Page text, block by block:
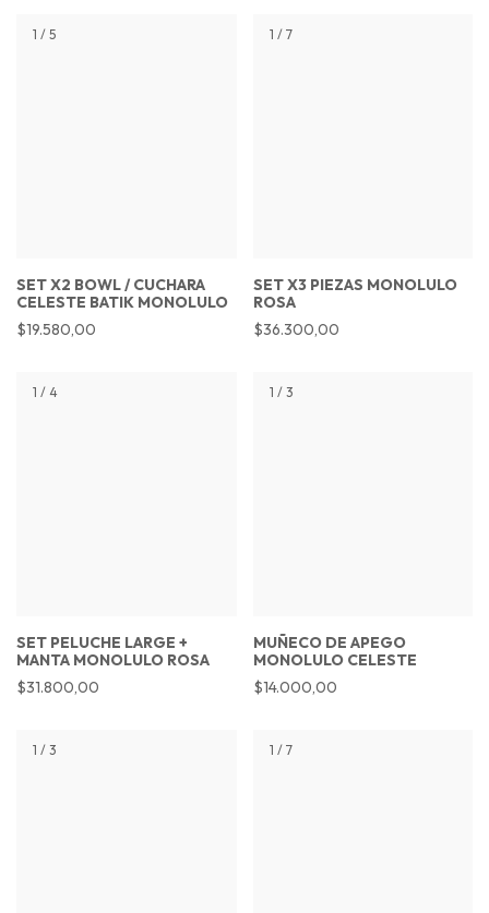
1 / 5
SET X2 BOWL / CUCHARA
CELESTE BATIK MONOLULO
$19.580,00
1 / 7
SET X3 PIEZAS MONOLULO
ROSA
$36.300,00
1 / 4
SET PELUCHE LARGE +
MANTA MONOLULO ROSA
$31.800,00
1 / 3
MUÑECO DE APEGO
MONOLULO CELESTE
$14.000,00
1 / 3 1 / 7